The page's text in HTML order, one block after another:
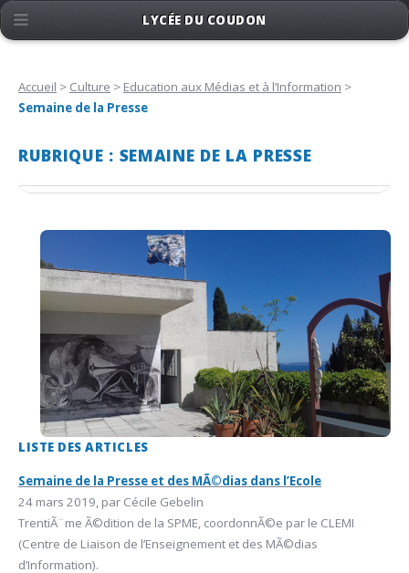
Accueil > Culture > Education aux Médias et à l’Information >
Semaine de la Presse
RUBRIQUE : SEMAINE DE LA PRESSE
LISTE DES ARTICLES
Semaine de la Presse et des MÃ©dias dans l’Ecole
24 mars 2019, par Cécile Gebelin
TrentiÃ¨me Ã©dition de la SPME, coordonnÃ©e par le CLEMI
(Centre de Liaison de l’Enseignement et des MÃ©dias
d’Information).
LYCÉE DU COUDON